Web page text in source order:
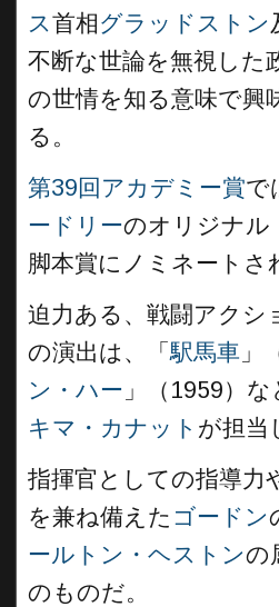
ス首相グラッドストン
不断な世論を無視した
の世情を知る意味で興
る。
第39回アカデミー賞で
ードリーのオリジナル
脚本賞にノミネートさ
迫力ある、戦闘アクシ
の演出は、「駅馬車 」
ン・ハー 」（1959）な
キマ・カナット が担当
指揮官としての指導力
を兼ね備えた ゴードン
ールトン・ヘストンの
のものだ。